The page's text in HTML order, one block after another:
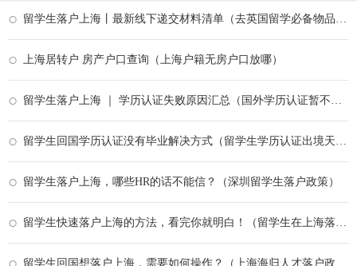
上海居转户 房产户口查询（上海户籍无房户口放哪）
留学生落户上海，哪些HR的话不能信？（深圳留学生落户政策）